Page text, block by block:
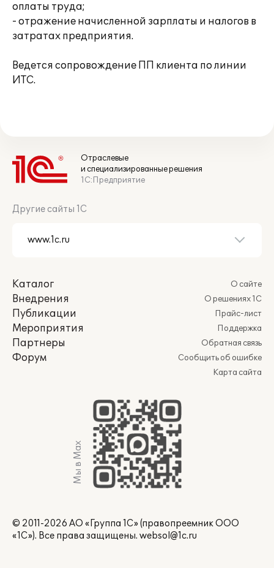
оплаты труда;
- отражение начисленной зарплаты и налогов в
затратах предприятия.
Ведется сопровождение ПП клиента по линии
ИТС.
Отраслевые
и специализированные решения
1С:Предприятие
Другие сайты 1С
Каталог
Внедрения
Публикации
Мероприятия
Партнеры
Форум
О сайте
О решениях 1С
Прайс-лист
Поддержка
Обратная связь
Сообщить об ошибке
Карта сайта
Мы в Max
© 2011-2026 АО «Группа 1С» (правопреемник ООО
«1С»). Все права защищены. websol@1c.ru